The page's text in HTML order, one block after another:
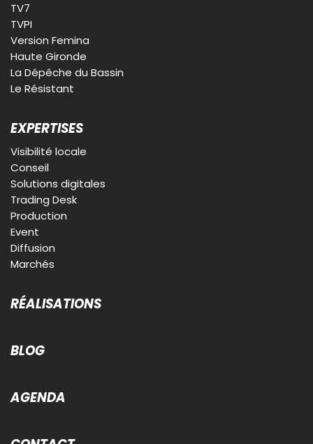
TV7
TVPI
Version Femina
Haute Gironde
La Dépêche du Bassin
Le Résistant
EXPERTISES
Visibilité locale
Conseil
Solutions digitales
Trading Desk
Production
Event
Diffusion
Marchés
RÉALISATIONS
BLOG
AGENDA